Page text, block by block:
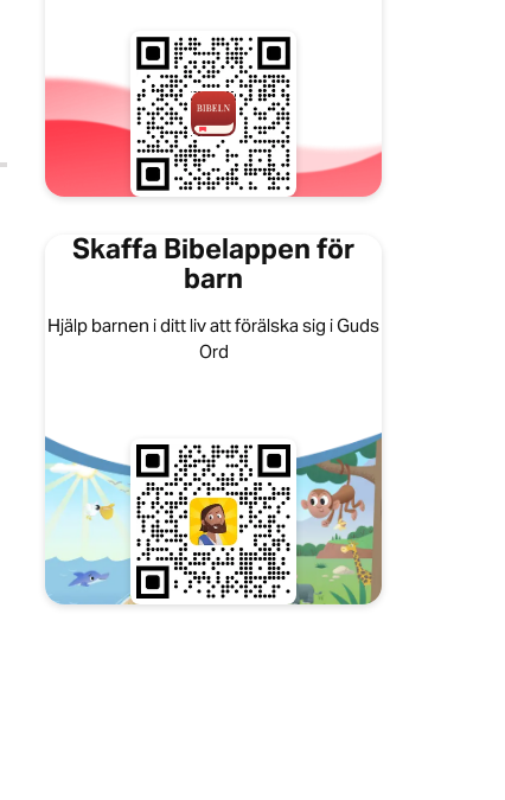
Skaffa Bibelappen för
barn
Hjälp barnen i ditt liv att förälska sig i Guds
Ord